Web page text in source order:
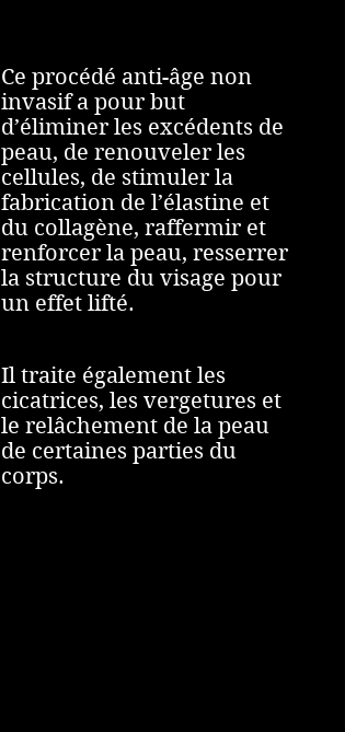
Ce procédé anti-âge non
invasif a pour but
d’éliminer les excédents de
peau, de renouveler les
cellules, de stimuler la
fabrication de l’élastine et
du collagène, raffermir et
renforcer la peau, resserrer
la structure du visage pour
un effet lifté.
Il traite également les
cicatrices, les vergetures et
le relâchement de la peau
de certaines parties du
corps.